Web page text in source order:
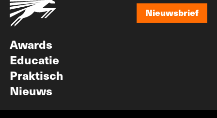
Nieuwsbrief
Awards
Educatie
Praktisch
Nieuws